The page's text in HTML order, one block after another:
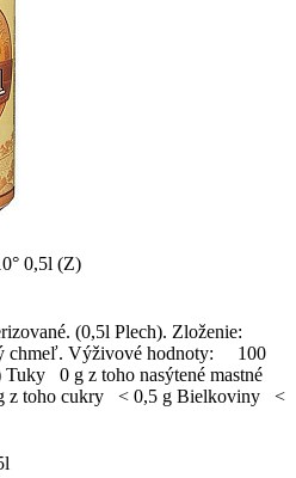
0,5l (Z)
(0,5l Plech). Zloženie:
chmeľ. Výživové hodnoty: 100
0 g z toho nasýtené mastné
z toho cukry < 0,5 g Bielkoviny <